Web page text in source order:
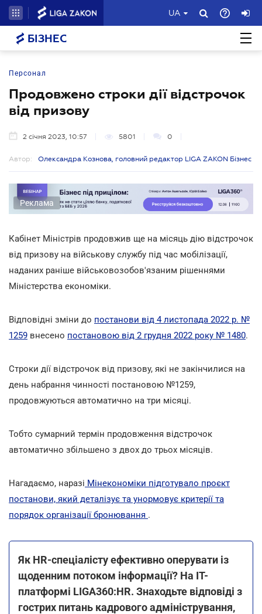
UA
БІЗНЕС
Персонал
Продовжено строки дії відстрочок
від призову
2 січня 2023, 10:57 5801 0
Автор: Олександра Кознова, головний редактор LIGA ZAKON Бізнес
Реклама
Кабінет Міністрів продовжив ще на місяць дію відстрочок
від призову на військову службу під час мобілізації,
наданих раніше військовозобов'язаним рішеннями
Міністерства економіки.
Відповідні зміни до постанови від 4 листопада 2022 р. №
1259 внесено постановою від 2 грудня 2022 року № 1480.
Строки дії відстрочок від призову, які не закінчилися на
день набрання чинності постановою №1259,
продовжуються автоматично на три місяці.
Тобто сумарний термін продовження відстрочок
автоматично збільшено з двох до трьох місяців.
Нагадаємо, наразі Мінекономіки підготувало проєкт
постанови, який деталізує та унормовує критерії та
порядок організації бронювання .
Як HR-спеціалісту ефективно оперувати із
щоденним потоком інформації? На ІТ-
платформі LIGA360:HR. Знаходьте відповіді з
гострих питань кадрового адміністрування,